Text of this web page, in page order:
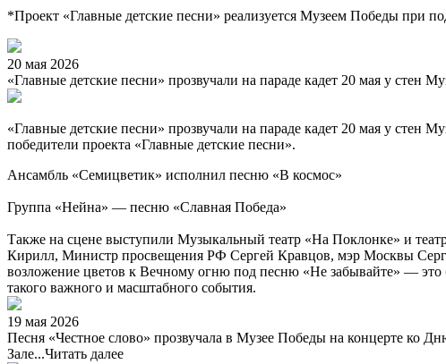
*Проект «Главные детские песни» реализуется Музеем Победы при
20 мая 2026
«Главные детские песни» прозвучали на параде кадет 20 мая у стен
«Главные детские песни» прозвучали на параде кадет 20 мая у стен
победители проекта «Главные детские песни».
Ансамбль «Семицветик» исполнил песню «В космос»
Группа «Нейна» — песню «Славная Победа»
Также на сцене выступили Музыкальный театр «На Поклонке» и
Кирилл, Министр просвещения РФ Сергей Кравцов, мэр Москвы
возложение цветов к Вечному огню под песню «Не забывайте» —
такого важного и масштабного события.
19 мая 2026
Песня «Честное слово» прозвучала в Музее Победы на концерте ко
Зале...Читать далее